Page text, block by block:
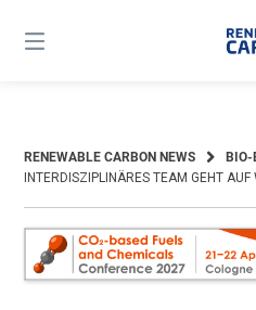
content
RENEWABLE CARBON NEWS
BIO-
INTERDISZIPLINÄRES TEAM GEHT AUF